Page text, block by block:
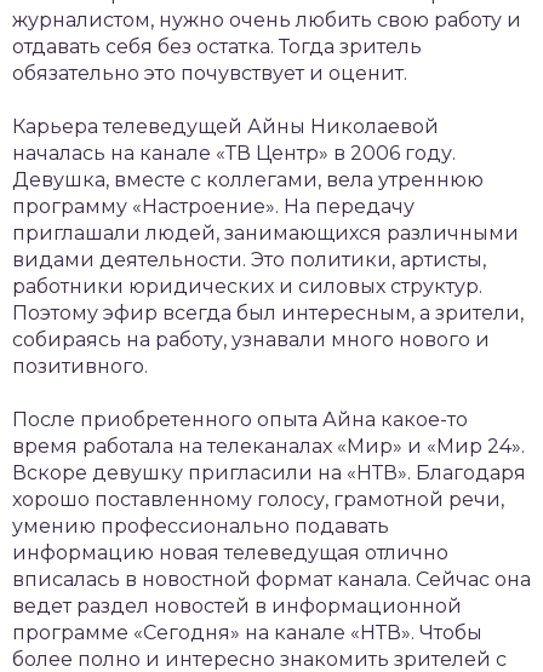
журналистом, нужно очень любить свою работу и
отдавать себя без остатка. Тогда зритель
обязательно это почувствует и оценит.
Карьера телеведущей Айны Николаевой
началась на канале «ТВ Центр» в 2006 году.
Девушка, вместе с коллегами, вела утреннюю
программу «Настроение». На передачу
приглашали людей, занимающихся различными
видами деятельности. Это политики, артисты,
работники юридических и силовых структур.
Поэтому эфир всегда был интересным, а зрители,
собираясь на работу, узнавали много нового и
позитивного.
После приобретенного опыта Айна какое-то
время работала на телеканалах «Мир» и «Мир 24».
Вскоре девушку пригласили на «НТВ». Благодаря
хорошо поставленному голосу, грамотной речи,
умению профессионально подавать
информацию новая телеведущая отлично
вписалась в новостной формат канала. Сейчас она
ведет раздел новостей в информационной
программе «Сегодня» на канале «НТВ». Чтобы
более полно и интересно знакомить зрителей с